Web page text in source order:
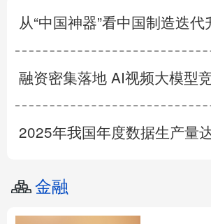
从“中国神器”看中国制造迭代
融资密集落地 AI视频大模型
2025年我国年度数据生产量
金融